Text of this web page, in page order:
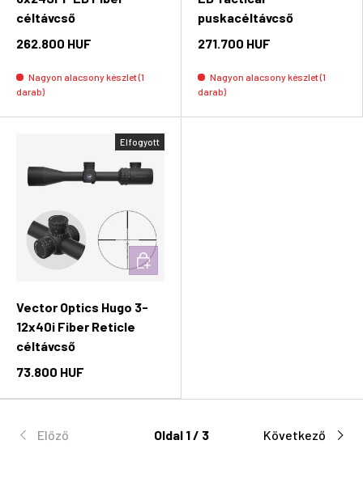
céltávcső
262.800 HUF
Nagyon alacsony készlet (1
darab)
puskacéltávcső
271.700 HUF
Nagyon alacsony készlet (1
darab)
Elfogyott
Vector Optics Hugo 3-
12x40i Fiber Reticle
céltávcső
73.800 HUF
Kosárba rakás
Előző Oldal 1 / 3 Következő